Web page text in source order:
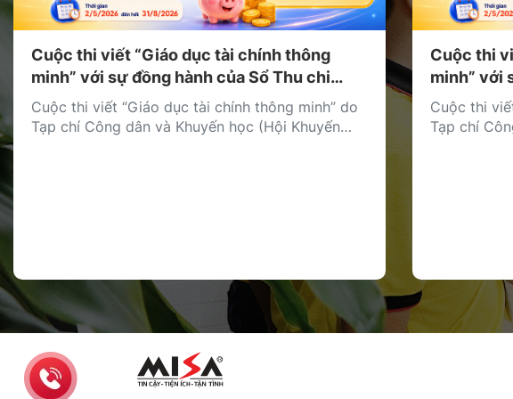
Cuộc thi viết “Giáo dục tài chính thông
minh” với sự đồng hành của Sổ Thu chi
MISA
Cuộc thi viết “Giáo dục tài chính thông minh” do
Tạp chí Công dân và Khuyến học (Hội Khuyến
Cuộc thi
minh” với
MISA
Cuộc thi
Tạp chí